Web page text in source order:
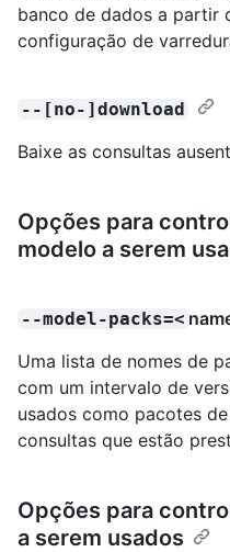
banco de dados a partir
configuração de
--[no-]download
Baixe as consultas
Opções para
modelo a serem
--model-packs=<
Uma lista de nomes de
com um intervalo de
usados como pacotes
consultas que estão
Opções para
a serem usados